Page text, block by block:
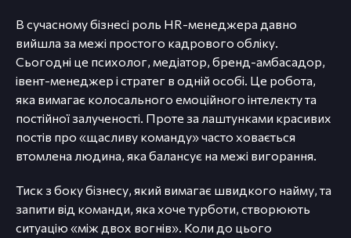
В сучасному бізнесі роль HR-менеджера давно
вийшла за межі простого кадрового обліку.
Сьогодні це психолог, медіатор, бренд-амбасадор,
івент-менеджер і стратег в одній особі. Це робота,
яка вимагає колосального емоційного інтелекту та
постійної залученості. Проте за лаштунками красивих
постів про «щасливу команду» часто ховається
втомлена людина, яка балансує на межі вигорання.
Тиск з боку бізнесу, який вимагає швидкого найму, та
запити від команди, яка хоче турботи, створюють
ситуацію «між двох вогнів». Коли до цього